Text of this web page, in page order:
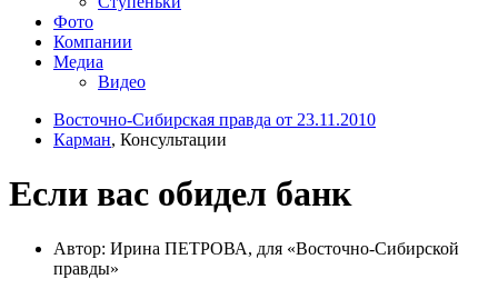
Фото
Компании
Медиа
Видео
Восточно-Сибирская правда от 23.11.2010
Карман, Консультации
Если вас обидел банк
Автор: Ирина ПЕТРОВА, для «Восточно-Сибирской
правды»